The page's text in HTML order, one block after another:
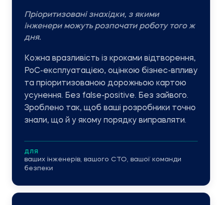
Пріоритизовані знахідки, з якими
інженери можуть розпочати роботу того ж
дня.
Кожна вразливість із кроками відтворення,
PoC-експлуатацією, оцінкою бізнес-впливу
та пріоритизованою дорожньою картою
усунення. Без false-positive. Без зайвого.
Зроблено так, щоб ваші розробники точно
знали, що й у якому порядку виправляти.
ДЛЯ
ваших інженерів, вашого CTO, вашої команди
безпеки